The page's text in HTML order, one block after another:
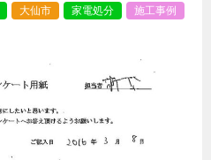
大仙市 家電処分 施工事例